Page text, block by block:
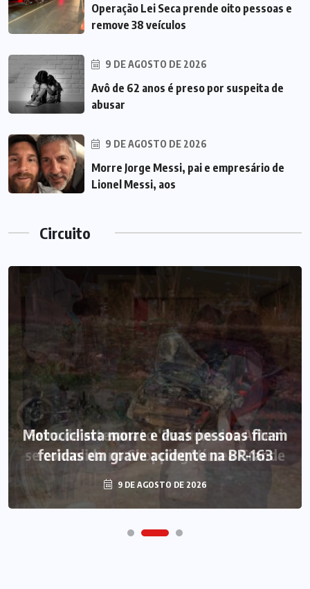
Operação Lei Seca prende oito pessoas e
remove 38 veículos
9 DE AGOSTO DE 2026
Avô de 62 anos é preso por suspeita de
abusar
9 DE AGOSTO DE 2026
Morre Jorge Messi, pai e empresário de
Lionel Messi, aos
Circuito
Feira de artesanato ‘Pacinho das Artes’
se consolida no Shopping Várzea Grande
9 DE AGOSTO DE 2026
Motociclista morre e duas pessoas ficam
feridas em grave acidente na BR-163
9 DE AGOSTO DE 2026